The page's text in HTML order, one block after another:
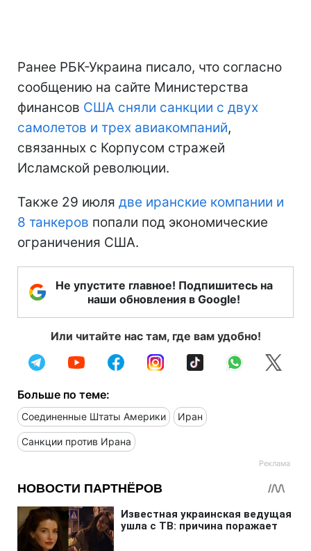
Ранее РБК-Украина писало, что согласно
сообщению на сайте Министерства
финансов США сняли санкции с двух
самолетов и трех авиакомпаний,
связанных с Корпусом стражей
Исламской революции.
Также 29 июля две иранские компании и
8 танкеров попали под экономические
ограничения США.
Не упустите главное! Подпишитесь на
наши обновления в Google!
Или читайте нас там, где вам удобно!
Больше по теме:
Соединенные Штаты Америки Иран
Санкции против Ирана